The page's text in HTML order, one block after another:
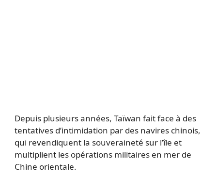
Depuis plusieurs années, Taïwan fait face à des
tentatives d’intimidation par des navires chinois,
qui revendiquent la souveraineté sur l’île et
multiplient les opérations militaires en mer de
Chine orientale.